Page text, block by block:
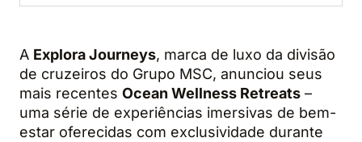
A Explora Journeys, marca de luxo da divisão
de cruzeiros do Grupo MSC, anunciou seus
mais recentes Ocean Wellness Retreats –
uma série de experiências imersivas de bem-
estar oferecidas com exclusividade durante